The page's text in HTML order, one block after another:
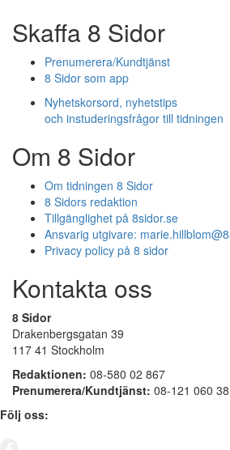
Skaffa 8 Sidor
Prenumerera/Kundtjänst
8 Sidor som app
Nyhetskorsord, nyhetstips
och instuderingsfrågor till tidningen
Om 8 Sidor
Om tidningen 8 Sidor
8 Sidors redaktion
Tillgänglighet på 8sidor.se
Ansvarig utgivare:
Privacy policy på 8 sidor
Kontakta oss
8 Sidor
Drakenbergsgatan 39
117 41 Stockholm
Redaktionen: 08-580 02 867
Prenumerera/Kundtjänst: 08-121 060 38
Följ oss: